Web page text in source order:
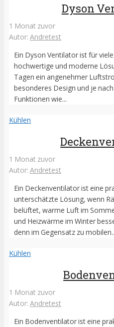
Dyson
1 Monat zuvor
Autor: Andretest
Ein Dyson Ventilator ist für
hochwertige und moderne
Tagen ein angenehmer
besonderes Design und je
Funktionen wie...
Kühlen
1 Monat zuvor
Autor: Andretest
Ein Deckenventilator ist eine
unterschätzte Lösung, wenn
belüftet, warme Luft im
und Heizwärme im Winter
denn im Gegensatz zu
Kühlen
1 Monat zuvor
Autor: Andretest
Ein Bodenventilator ist eine